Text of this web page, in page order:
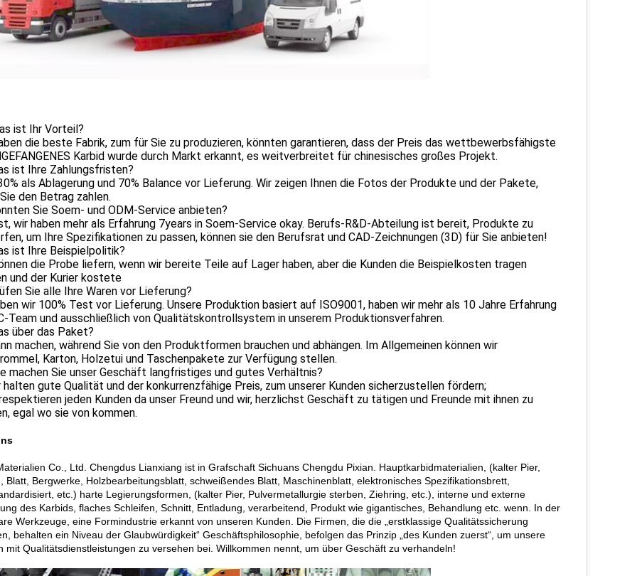
ist Ihr Vorteil?
die beste Fabrik, zum für Sie zu produzieren, könnten garantieren, dass der Preis das wettbewerbsfähigste
Karbid wurde durch Markt erkannt, es weitverbreitet für chinesisches großes Projekt.
ist Ihre Zahlungsfristen?
als Ablagerung und 70% Balance vor Lieferung. Wir zeigen Ihnen die Fotos der Produkte und der Pakete,
den Betrag zahlen.
Sie Soem- und ODM-Service anbieten?
wir haben mehr als Erfahrung 7years in Soem-Service okay. Berufs-R&D-Abteilung ist bereit, Produkte zu
um Ihre Spezifikationen zu passen, können sie den Berufsrat und CAD-Zeichnungen (3D) für Sie anbieten!
ist Ihre Beispielpolitik?
die Probe liefern, wenn wir bereite Teile auf Lager haben, aber die Kunden die Beispielkosten tragen
und der Kurier kostete
Sie alle Ihre Waren vor Lieferung?
wir 100% Test vor Lieferung. Unsere Produktion basiert auf ISO9001, haben wir mehr als 10 Jahre Erfahrung
Team und ausschließlich von Qualitätskontrollsystem in unserem Produktionsverfahren.
über das Paket?
machen, während Sie von den Produktformen brauchen und abhängen. Im Allgemeinen können wir
Karton, Holzetui und Taschenpakete zur Verfügung stellen.
machen Sie unser Geschäft langfristiges und gutes Verhältnis?
halten gute Qualität und der konkurrenzfähige Preis, zum unserer Kunden sicherzustellen fördern;
jeden Kunden da unser Freund und wir, herzlichst Geschäft zu tätigen und Freunde mit ihnen zu
egal wo sie von kommen.
Co., Ltd. Chengdus Lianxiang ist in Grafschaft Sichuans Chengdu Pixian. Hauptkarbidmaterialien, (kalter Pier,
Blatt, Bergwerke, Holzbearbeitungsblatt, schweißendes Blatt, Maschinenblatt, elektronisches Spezifikationsbrett,
etc.) harte Legierungsformen, (kalter Pier, Pulvermetallurgie sterben, Ziehring, etc.), interne und externe
des Karbids, flaches Schleifen, Schnitt, Entladung, verarbeitend, Produkt wie gigantisches, Behandlung etc. wenn. In der
Werkzeuge, eine Formindustrie erkannt von unseren Kunden. Die Firmen, die die „erstklassige Qualitätssicherung
behalten ein Niveau der Glaubwürdigkeit“ Geschäftsphilosophie, befolgen das Prinzip „des Kunden zuerst“, um unsere
mit Qualitätsdienstleistungen zu versehen bei. Willkommen nennt, um über Geschäft zu verhandeln!